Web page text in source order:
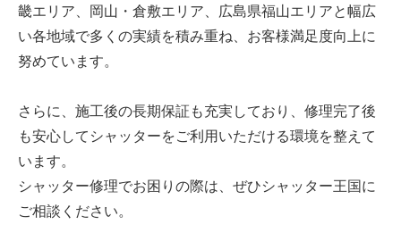
畿エリア、岡山・倉敷エリア、広島県福山エリアと幅広
い各地域で多くの実績を積み重ね、お客様満足度向上に
努めています。
さらに、施工後の長期保証も充実しており、修理完了後
も安心してシャッターをご利用いただける環境を整えて
います。
シャッター修理でお困りの際は、ぜひシャッター王国に
ご相談ください。